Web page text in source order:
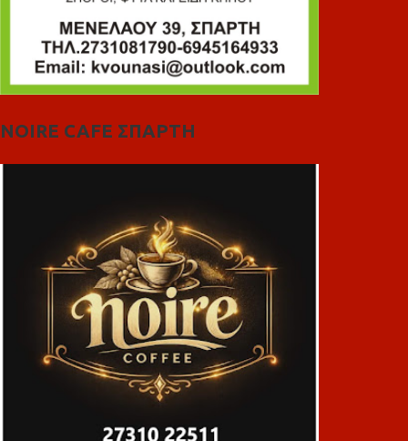
NOIRE CAFE ΣΠΑΡΤΗ